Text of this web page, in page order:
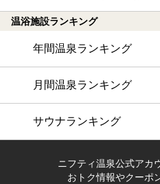
温浴施設ランキング
年間温泉ランキング
月間温泉ランキング
サウナランキング
ニフティ温泉公式アカ
おトク情報やクーポ